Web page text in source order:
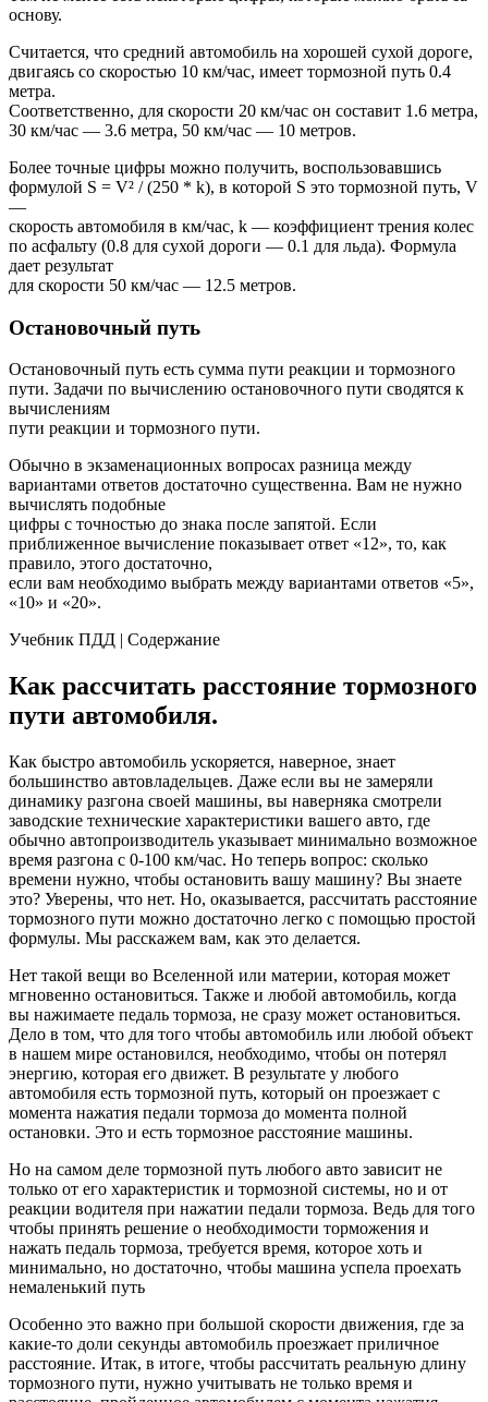
основу.
Считается, что средний автомобиль на хорошей сухой дороге,
двигаясь со скоростью 10 км/час, имеет тормозной путь 0.4
метра.
Соответственно, для скорости 20 км/час он составит 1.6 метра,
30 км/час — 3.6 метра, 50 км/час — 10 метров.
Более точные цифры можно получить, воспользовавшись
формулой S = V² / (250 * k), в которой S это тормозной путь, V
—
скорость автомобиля в км/час, k — коэффициент трения колес
по асфальту (0.8 для сухой дороги — 0.1 для льда). Формула
дает результат
для скорости 50 км/час — 12.5 метров.
Остановочный путь
Остановочный путь есть сумма пути реакции и тормозного
пути. Задачи по вычислению остановочного пути сводятся к
вычислениям
пути реакции и тормозного пути.
Обычно в экзаменационных вопросах разница между
вариантами ответов достаточно существенна. Вам не нужно
вычислять подобные
цифры с точностью до знака после запятой. Если
приближенное вычисление показывает ответ «12», то, как
правило, этого достаточно,
если вам необходимо выбрать между вариантами ответов «5»,
«10» и «20».
Учебник ПДД | Содержание
Как рассчитать расстояние тормозного
пути автомобиля.
Как быстро автомобиль ускоряется, наверное, знает
большинство автовладельцев. Даже если вы не замеряли
динамику разгона своей машины, вы наверняка смотрели
заводские технические характеристики вашего авто, где
обычно автопроизводитель указывает минимально возможное
время разгона с 0-100 км/час. Но теперь вопрос: сколько
времени нужно, чтобы остановить вашу машину? Вы знаете
это? Уверены, что нет. Но, оказывается, рассчитать расстояние
тормозного пути можно достаточно легко с помощью простой
формулы. Мы расскажем вам, как это делается.
Нет такой вещи во Вселенной или материи, которая может
мгновенно остановиться. Также и любой автомобиль, когда
вы нажимаете педаль тормоза, не сразу может остановиться.
Дело в том, что для того чтобы автомобиль или любой объект
в нашем мире остановился, необходимо, чтобы он потерял
энергию, которая его движет. В результате у любого
автомобиля есть тормозной путь, который он проезжает с
момента нажатия педали тормоза до момента полной
остановки. Это и есть тормозное расстояние машины.
Но на самом деле тормозной путь любого авто зависит не
только от его характеристик и тормозной системы, но и от
реакции водителя при нажатии педали тормоза. Ведь для того
чтобы принять решение о необходимости торможения и
нажать педаль тормоза, требуется время, которое хоть и
минимально, но достаточно, чтобы машина успела проехать
немаленький путь
Особенно это важно при большой скорости движения, где за
какие-то доли секунды автомобиль проезжает приличное
расстояние. Итак, в итоге, чтобы рассчитать реальную длину
тормозного пути, нужно учитывать не только время и